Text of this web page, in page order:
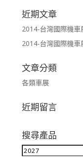
近期文章
2014-台灣國際機
2014-台灣國際機
文章分類
各類車展
近期留言
搜尋產品
搜